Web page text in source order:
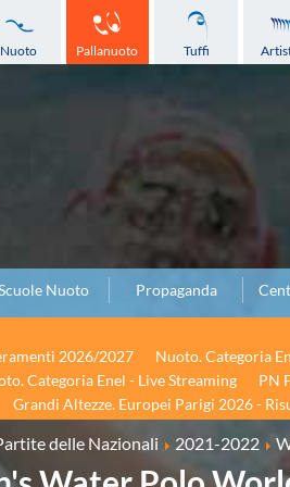
Nuoto Pallanuoto Tuffi
Nuoto Propaganda
2026/2027
Nuoto. Categoria
Categoria Enel - Live Streaming PN
Grandi Altezze. Europei Parigi 2026 -
delle Nazionali 2021-2022